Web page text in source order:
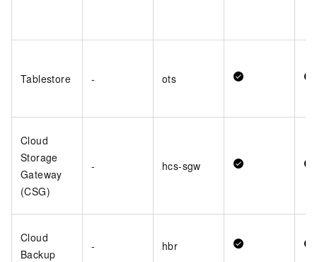
Tablestore - ots
Cloud
Storage
Gateway
(CSG)
- hcs-sgw
Cloud
Backup
- hbr